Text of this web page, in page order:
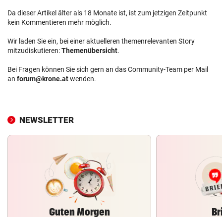
Da dieser Artikel älter als 18 Monate ist, ist zum jetzigen Zeitpunkt
kein Kommentieren mehr möglich.
Wir laden Sie ein, bei einer aktuelleren themenrelevanten Story
mitzudiskutieren:Themenübersicht.
Bei Fragen können Sie sich gern an das Community-Team per Mail
an forum@krone.atwenden.
NEWSLETTER
Guten Morgen